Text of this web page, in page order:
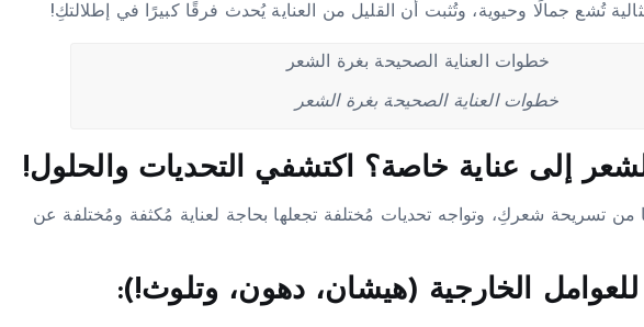
تُشع جمالًا وحيوية، وتُثبت أن القليل من العناية يُحدث فرقًا كبيرًا في إطلالتكِ!
خطوات العناية الصحيحة بغرة الشعر
إلى عناية خاصة؟ اكتشفي التحديات والحلول!
تسريحة شعركِ، وتواجه تحديات مُختلفة تجعلها بحاجة لعناية مُكثفة ومُختلفة عن
الخارجية (هيشان، دهون، وتلوث!):